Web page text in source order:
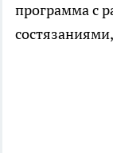
программа с